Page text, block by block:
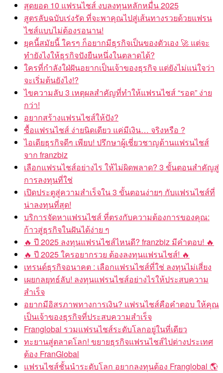
สุดยอด 10 แฟรนไชส์ งบลงทุนหลักหมื่น 2025
สูตรลับฉบับเร่งรัด ที่จะพาคุณไปสู่เส้นทางรวยด้วยแฟรน
ไชส์แบบไม่ต้องรอนาน!
ยุคนี้สมัยนี้ ใครๆ ก็อยากมีธุรกิจเป็นของตัวเอง 🚀 แต่จะ
ทำยังไงให้ธุรกิจปังยืนหนึ่งในตลาดได้?
ใครที่กำลังใฝ่ฝันอยากเป็นเจ้าของธุรกิจ แต่ยังไม่แน่ใจว่า
จะเริ่มต้นยังไง!?
ไขความลับ 3 เหตุผลสำคัญที่ทำให้แฟรนไชส์ “รอด” ง่าย
กว่า!
อยากสร้างแฟรนไชส์ให้ปัง?
ซื้อแฟรนไชส์ ง่ายนิดเดียว แค่มีเงิน… จริงหรือ ?
ไอเดียธุรกิจดีๆ เพียบ! ปรึกษาผู้เชี่ยวชาญด้านแฟรนไชส์
จาก franzbiz
เลือกแฟรนไชส์อย่างไร ให้ไม่ผิดพลาด? 3 ขั้นตอนสำคัญสู่
การลงทุนที่ใช่
เปิดประตูสู่ความสำเร็จใน 3 ขั้นตอนง่ายๆ กับแฟรนไชส์ที่
น่าลงทุนที่สุด!
บริการจัดหาแฟรนไชส์ ที่ตรงกับความต้องการของคุณ:
ก้าวสู่ธุรกิจในฝันได้ง่าย ๆ
🔥 ปี 2025 ลงทุนแฟรนไชส์ไหนดี? franzbiz มีคำตอบ! 🔥
🔥 ปี 2025 ใครอยากรวย ต้องลงทุนแฟรนไชส์! 🔥
เทรนด์ธุรกิจอนาคต : เลือกแฟรนไชส์ที่ใช่ ลงทุนไม่เสี่ยง
เผยกลยุทธ์ลับ! ลงทุนแฟรนไชส์อย่างไรให้ประสบความ
สำเร็จ
อยากมีอิสรภาพทางการเงิน? แฟรนไชส์คือคำตอบ ให้คุณ
เป็นเจ้าของธุรกิจที่ประสบความสำเร็จ
Franglobal รวมแฟรนไชส์ระดับโลกอยู่ในที่เดียว
ทะยานสู่ตลาดโลก! ขยายธุรกิจแฟรนไชส์ไปต่างประเทศ
ต้อง FranGlobal
แฟรนไชส์ชั้นนำระดับโลก อยากลงทุนต้อง Franglobal 🌎